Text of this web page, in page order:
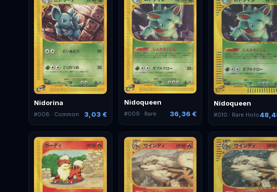
Nidorina
#008 · Common 3,03 €
Nidoqueen
#009 · Rare 36,36 €
Nidoqueen
#010 · Rare Holo